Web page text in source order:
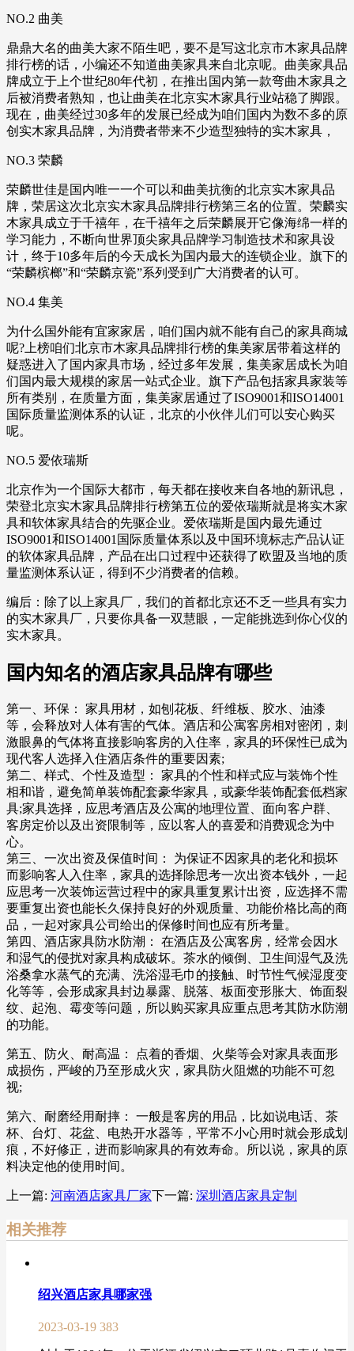
NO.2 曲美
鼎鼎大名的曲美大家不陌生吧，要不是写这北京市木家具品牌
排行榜的话，小编还不知道曲美家具来自北京呢。曲美家具品
牌成立于上个世纪80年代初，在推出国内第一款弯曲木家具之
后被消费者熟知，也让曲美在北京实木家具行业站稳了脚跟。
现在，曲美经过30多年的发展已经成为咱们国内为数不多的原
创实木家具品牌，为消费者带来不少造型独特的实木家具，
NO.3 荣麟
荣麟世佳是国内唯一一个可以和曲美抗衡的北京实木家具品
牌，荣居这次北京实木家具品牌排行榜第三名的位置。荣麟实
木家具成立于千禧年，在千禧年之后荣麟展开它像海绵一样的
学习能力，不断向世界顶尖家具品牌学习制造技术和家具设
计，终于10多年后的今天成长为国内最大的连锁企业。旗下的
“荣麟槟榔”和“荣麟京瓷”系列受到广大消费者的认可。
NO.4 集美
为什么国外能有宜家家居，咱们国内就不能有自己的家具商城
呢?上榜咱们北京市木家具品牌排行榜的集美家居带着这样的
疑惑进入了国内家具市场，经过多年发展，集美家居成长为咱
们国内最大规模的家居一站式企业。旗下产品包括家具家装等
所有类别，在质量方面，集美家居通过了ISO9001和ISO14001
国际质量监测体系的认证，北京的小伙伴儿们可以安心购买
呢。
NO.5 爱依瑞斯
北京作为一个国际大都市，每天都在接收来自各地的新讯息，
荣登北京实木家具品牌排行榜第五位的爱依瑞斯就是将实木家
具和软体家具结合的先驱企业。爱依瑞斯是国内最先通过
ISO9001和ISO14001国际质量体系以及中国环境标志产品认证
的软体家具品牌，产品在出口过程中还获得了欧盟及当地的质
量监测体系认证，得到不少消费者的信赖。
编后：除了以上家具厂，我们的首都北京还不乏一些具有实力
的实木家具厂，只要你具备一双慧眼，一定能挑选到你心仪的
实木家具。
国内知名的酒店家具品牌有哪些
第一、环保： 家具用材，如刨花板、纤维板、胶水、油漆
等，会释放对人体有害的气体。酒店和公寓客房相对密闭，刺
激眼鼻的气体将直接影响客房的入住率，家具的环保性已成为
现代客人选择入住酒店条件的重要因素;
第二、样式、个性及造型： 家具的个性和样式应与装饰个性
相和谐，避免简单装饰配套豪华家具，或豪华装饰配套低档家
具;家具选择，应思考酒店及公寓的地理位置、面向客户群、
客房定价以及出资限制等，应以客人的喜爱和消费观念为中
心。
第三、一次出资及保值时间： 为保证不因家具的老化和损坏
而影响客人入住率，家具的选择除思考一次出资本钱外，一起
应思考一次装饰运营过程中的家具重复累计出资，应选择不需
要重复出资也能长久保持良好的外观质量、功能价格比高的商
品，一起对家具公司给出的保修时间也应有所考量。
第四、酒店家具防水防潮： 在酒店及公寓客房，经常会因水
和湿气的侵扰对家具构成破坏。茶水的倾倒、卫生间湿气及洗
浴桑拿水蒸气的充满、洗浴湿毛巾的接触、时节性气候湿度变
化等等，会形成家具封边暴露、脱落、板面变形胀大、饰面裂
纹、起泡、霉变等问题，所以购买家具应重点思考其防水防潮
的功能。
第五、防火、耐高温： 点着的香烟、火柴等会对家具表面形
成损伤，严峻的乃至形成火灾，家具防火阻燃的功能不可忽
视;
第六、耐磨经用耐摔： 一般是客房的用品，比如说电话、茶
杯、台灯、花盆、电热开水器等，平常不小心用时就会形成划
痕，不好修正，进而影响家具的有效寿命。所以说，家具的原
料决定他的使用时间。
上一篇: 河南酒店家具厂家下一篇: 深圳酒店家具定制
相关推荐
绍兴酒店家具哪家强
2023-03-19 383